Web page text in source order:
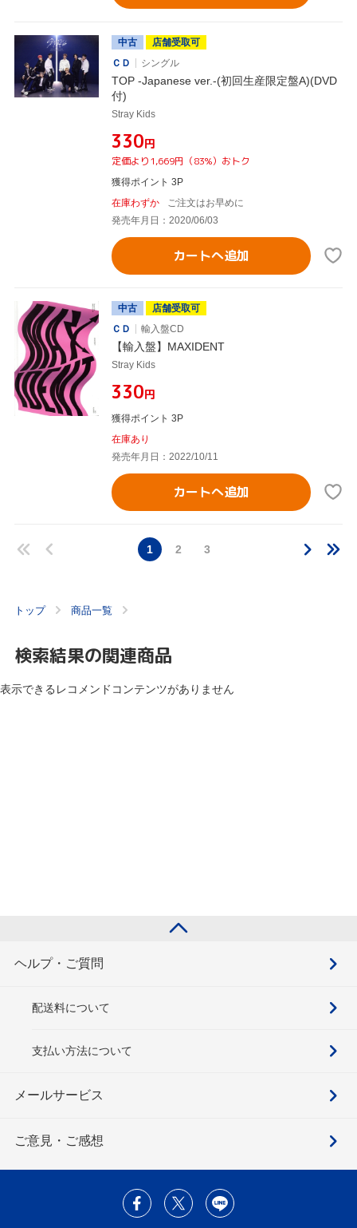
中古
店舗受取可
ＣＤ
シングル
TOP -Japanese ver.-(初回生産限定盤A)(DVD
付)
Stray Kids
¥330円
定価より1,669円（83%）おトク
獲得ポイント 3P
在庫わずか
ご注文はお早めに
発売年月日：2020/06/03
カートへ追加
中古
店舗受取可
ＣＤ
輸入盤CD
【輸入盤】MAXIDENT
Stray Kids
¥330円
獲得ポイント 3P
在庫あり
発売年月日：2022/10/11
カートへ追加
1 2 3
トップ 商品一覧
検索結果の関連商品
表示できるレコメンドコンテンツがありません
ヘルプ・ご質問
配送料について
支払い方法について
メールサービス
ご意見・ご感想